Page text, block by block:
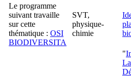
Le programme
suivant travaille
sur cette
thématique : OSI
BIODIVERSITA
SVT,
physique-
chimie
"